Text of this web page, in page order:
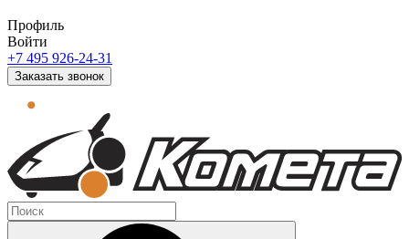
Профиль
Войти
+7 495 926-24-31
Заказать звонок